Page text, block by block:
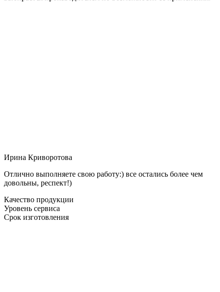
Ирина Криворотова
Отлично выполняете свою работу:) все остались более чем
довольны, респект!)
Качество продукции
Уровень сервиса
Срок изготовления